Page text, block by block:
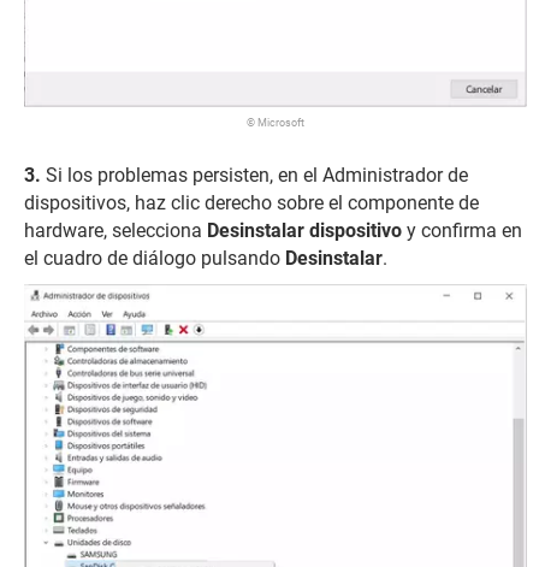
© Microsoft
Si los problemas persisten, en el Administrador de
dispositivos, haz clic derecho sobre el componente de
hardware, selecciona Desinstalar dispositivo y confirma en
el cuadro de diálogo pulsando Desinstalar.